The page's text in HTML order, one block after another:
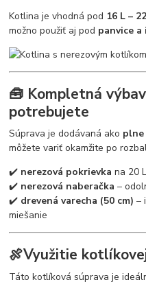
Kotlina je vhodná pod 16 L –
možno použiť aj pod panvice
🧰 Kompletná
potrebujete
Súprava je dodávaná ako plne
môžete variť okamžite po
✔️ nerezová pokrievka na 20
✔️ nerezová naberačka –
✔️ drevená varecha (50 cm) –
miešanie
🍖Využitie
Táto kotlíková súprava je